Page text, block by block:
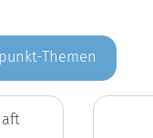
Themen